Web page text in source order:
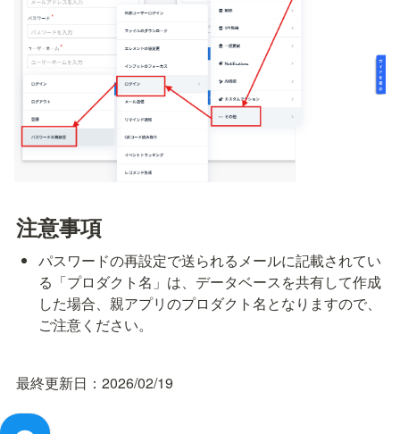
注意事項
パスワードの再設定で送られるメールに記載されてい
る「プロダクト名」は、データベースを共有して作成
した場合、親アプリのプロダクト名となりますので、
ご注意ください。
最終更新日：2026/02/19